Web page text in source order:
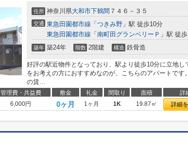
住所 神奈川県大和市下鶴間 ７４６－３５
交通 東急田園都市線 「 つきみ野 」駅 徒歩10分
東急田園都市線 「 南町田グランベリーＰ 」駅 徒
築年 築24年 階数 2階建 構造 鉄骨造
好評の駅近物件となっており、駅より徒歩10分に立地し
をお考えの方におすすめなのが、こちらのアパートです
の賃...
管理費・共益費 敷金 礼金 間取り 面積 詳
6,000円 0ヶ月 1ヶ月 1K 19.87㎡ 詳細